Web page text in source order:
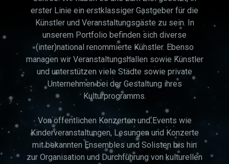
erster Linie ein erstklassiger Gastgeber für die
Künstler und Veranstaltungsgäste zu sein. In
unserem Portfolio befinden sich diverse
(inter)national renommierte Künstler. Ebenso
managen wir Veranstaltungshallen sowie Künstler
und unterstützen viele Städte sowie private
Unternehmen bei der Gestaltung ihres
Kulturprogramms.
Von öffentlichen Konzerten und Events wie
Kinderveranstaltungen, Lesungen und Konzerte
mit bekannten Ensembles und Solisten bis hin
zur Organisation und Durchführung von kulturellen